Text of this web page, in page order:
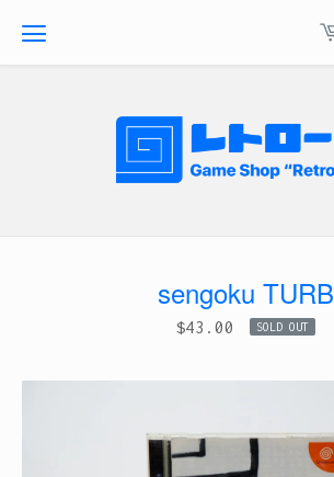
sengoku TURB
$43.00 SOLD OUT